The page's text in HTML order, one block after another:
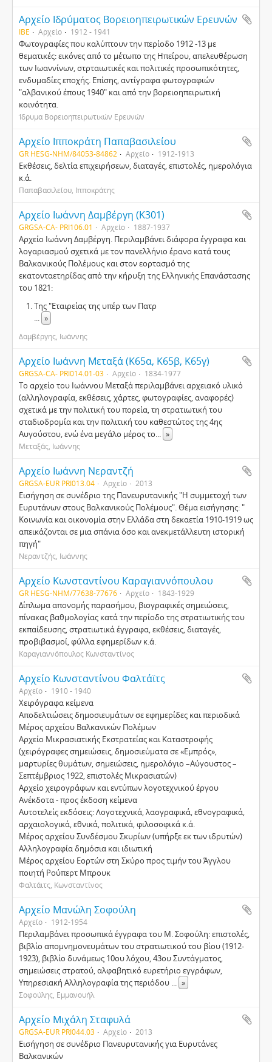
Αρχείο Ιδρύματος Βορειοηπειρωτικών Ερευνών
ΙΒΕ Αρχείο 1912 - 1941
Φωτογραφίες που καλύπτουν την περίοδο 1912 -13 με
θεματικές: εικόνες από το μέτωπο της Ηπείρου, απελευθέρωση
των Ιωαννίνων, στρταιωτικές και πολιτικές προσωπικότητες,
ενδυμαδίες εποχής. Επίσης, αντίγραφα φωτογραφιών
"αλβανικού έπους 1940" και από την βορειοηπειρωτική
κοινότητα.
Ίδρυμα Βορειοηπειρωτικών Ερευνών
Αρχείο Ιπποκράτη Παπαβασιλείου
GR HESG-NHM/84053-84862 Αρχείο 1912-1913
Εκθέσεις, δελτία επιχειρήσεων, διαταγές, επιστολές, ημερολόγια
κ.ά.
Παπαβασιλείου, Ιπποκράτης
Αρχείο Ιωάννη Δαμβέργη (Κ301)
GRGSA-CA- PRI106.01 Αρχείο 1887-1937
Αρχείο Ιωάννη Δαμβέργη. Περιλαμβάνει διάφορα έγγραφα και
λογαριασμού σχετικά με τον πανελλήνιο έρανο κατά τους
Βαλκανικούς Πολέμους και στον εορτασμό της
εκατονταετηρίδας από την κήρυξη της Ελληνικής Επανάστασης
του 1821:
Της "Εταιρείας της υπέρ των Πατρ
... »
Δαμβέργης, Ιωάννης
Αρχείο Ιωάννη Μεταξά (Κ65α, Κ65β, Κ65γ)
GRGSA-CA- PRI014.01-03 Αρχείο 1834-1977
Το αρχείο του Ιωάννου Μεταξά περιλαμβάνει αρχειακό υλικό
(αλληλογραφία, εκθέσεις, χάρτες, φωτογραφίες, αναφορές)
σχετικά με την πολιτική του πορεία, τη στρατιωτική του
σταδιοδρομία και την πολιτική του καθεστώτος της 4ης
Αυγούστου, ενώ ένα μεγάλο μέρος το... »
Μεταξάς, Ιωάννης
Αρχείο Ιωάννη Νεραντζή
GRGSA-EUR PRI013.04 Αρχείο 2013
Εισήγηση σε συνέδριο της Πανευρυτανικής "Η συμμετοχή των
Ευρυτάνων στους Βαλκανικούς Πολέμους". Θέμα εισήγησης: "
Κοινωνία και οικονομία στην Ελλάδα στη δεκαετία 1910-1919 ως
απεικάζονται σε μια σπάνια όσο και ανεκμετάλλευτη ιστορική
πηγή"
Νεραντζής, Ιωάννης
Αρχείο Κωνσταντίνου Καραγιαννόπουλου
GR HESG-NHM/77638-77676 Αρχείο 1843-1929
Δίπλωμα απονομής παρασήμου, βιογραφικές σημειώσεις,
πίνακας βαθμολογίας κατά την περίοδο της στρατιωτικής του
εκπαίδευσης, στρατιωτικά έγγραφα, εκθέσεις, διαταγές,
προβιβασμοί, φύλλα εφημερίδων κ.ά.
Καραγιαννόπουλος Κωνσταντίνος
Αρχείο Κωνσταντίνου Φαλτάϊτς
Αρχείο 1910 - 1940
Χειρόγραφα κείμενα
Αποδελτιώσεις δημοσιευμάτων σε εφημερίδες και περιοδικά
Μέρος αρχείου Βαλκανικών Πολέμων
Αρχείο Μικρασιατικής Εκστρατείας και Καταστροφής
(χειρόγραφες σημειώσεις, δημοσιεύματα σε «Εμπρός»,
μαρτυρίες θυμάτων, σημειώσεις, ημερολόγιο –Αύγουστος –
Σεπτέμβριος 1922, επιστολές Μικρασιατών)
Αρχείο χειρογράφων και εντύπων λογοτεχνικού έργου
Ανέκδοτα - προς έκδοση κείμενα
Αυτοτελείς εκδόσεις: Λογοτεχνικά, λαογραφικά, εθνογραφικά,
αρχαιολογικά, εθνικά, πολιτικά, φιλοσοφικά κ.ά.
Μέρος αρχείου Συνδέσμου Σκυρίων (υπήρξε εκ των ιδρυτών)
Αλληλογραφία δημόσια και ιδιωτική
Μέρος αρχείου Εορτών στη Σκύρο προς τιμήν του Άγγλου
ποιητή Ρούπερτ Μπρουκ
Φαλτάιτς, Κωνσταντίνος
Αρχείο Μανώλη Σοφούλη
Αρχείο 1912-1954
Περιλαμβάνει προσωπικά έγγραφα του Μ. Σοφούλη: επιστολές,
βιβλίο απομνημονευμάτων του στρατιωτικού του βίου (1912-
1923), βιβλίο δυνάμεως 10ου λόχου, 43ου Συντάγματος,
σημειώσεις στρατού, αλφαβητικό ευρετήριο εγγράφων,
Υπηρεσιακή Αλληλογραφία της περιόδου ... »
Σοφούλης, Εμμανουήλ
Αρχείο Μιχάλη Σταφυλά
GRGSA-EUR PRI044.03 Αρχείο 2013
Εισήγηση σε συνέδριο Πανευρυτανικής για Ευρυτάνες
Βαλκανικών